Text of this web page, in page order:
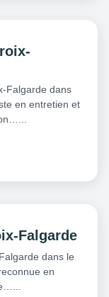
Falgarde dans
en entretien et
Falgarde
dans le
en